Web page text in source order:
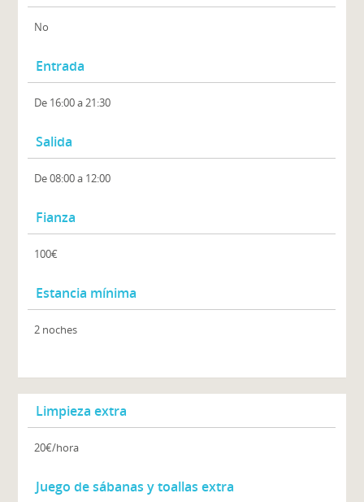
No
Entrada
De 16:00 a 21:30
Salida
De 08:00 a 12:00
Fianza
100€
Estancia mínima
2 noches
Limpieza extra
20€/hora
Juego de sábanas y toallas extra